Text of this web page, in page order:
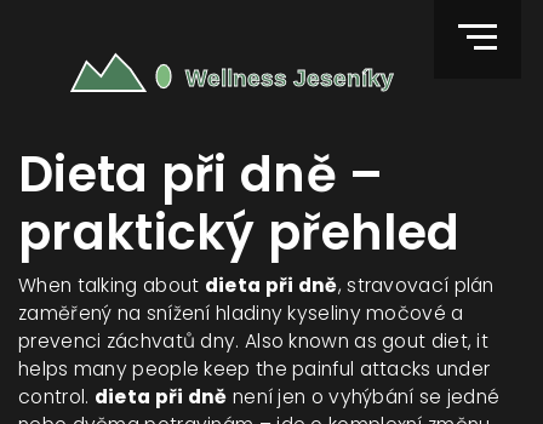
Dieta při dně –
praktický přehled
When talking about dieta při dně,stravovací plán
zaměřený na snížení hladiny kyseliny močové a
prevenci záchvatů dny. Also known asgout diet, it
helps many people keep the painful attacks under
control. dieta při dně není jen o vyhýbání se jedné